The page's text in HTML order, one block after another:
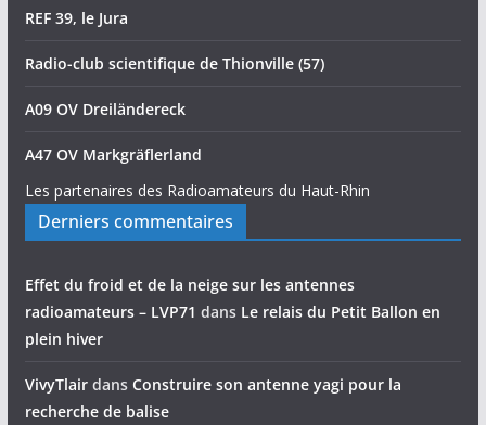
REF 39, le Jura
Radio-club scientifique de Thionville (57)
A09 OV Dreiländereck
A47 OV Markgräflerland
Les partenaires des Radioamateurs du Haut-Rhin
Derniers commentaires
Effet du froid et de la neige sur les antennes
radioamateurs – LVP71 dans Le relais du Petit Ballon en
plein hiver
VivyTlairdans Construire son antenne yagi pour la
recherche de balise